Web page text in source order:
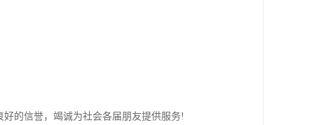
的信誉，竭诚为社会各届朋友提供服务!